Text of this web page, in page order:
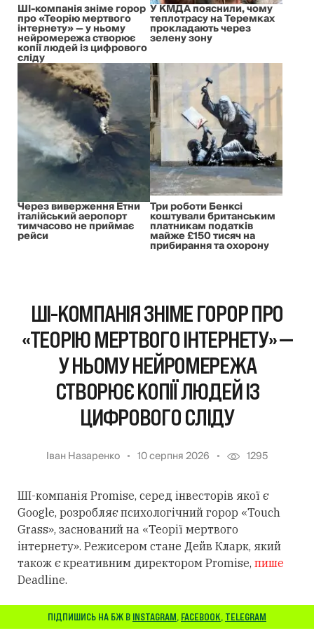
ШІ-компанія зніме горор
про «Теорію мертвого
інтернету» — у ньому
нейромережа створює
копії людей із цифрового
сліду
У КМДА пояснили, чому
теплотрасу на Теремках
прокладають через
зелену зону
Через виверження Етни
італійський аеропорт
тимчасово не приймає
рейси
Три роботи Бенксі
коштували британським
платникам податків
майже £150 тисяч на
прибирання та охорону
ШІ-КОМПАНІЯ ЗНІМЕ ГОРОР ПРО
«ТЕОРІЮ МЕРТВОГО ІНТЕРНЕТУ» —
У НЬОМУ НЕЙРОМЕРЕЖА
СТВОРЮЄ КОПІЇ ЛЮДЕЙ ІЗ
ЦИФРОВОГО СЛІДУ
Іван Назаренко 10 серпня 2026 1295
ШІ-компанія Promise, серед інвесторів якої є
Google, розробляє психологічний горор «Touch
Grass», заснований на «Теорії мертвого
інтернету». Режисером стане Дейв Кларк, який
також є креативним директором Promise, пише
Deadline.
ПІДПИШИСЬ НА БЖ В INSTAGRAM, FACEBOOK, TELEGRAM